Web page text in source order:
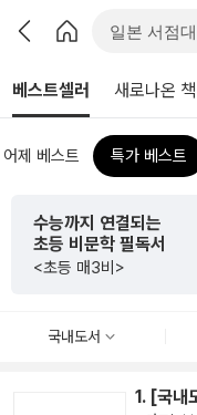
베스트셀러 새로나온 책
어제 베스트 특가 베스트
수능까지 연결되는
초등 비문학 필독서
<초등 매3비>
국내도서
1. [국내